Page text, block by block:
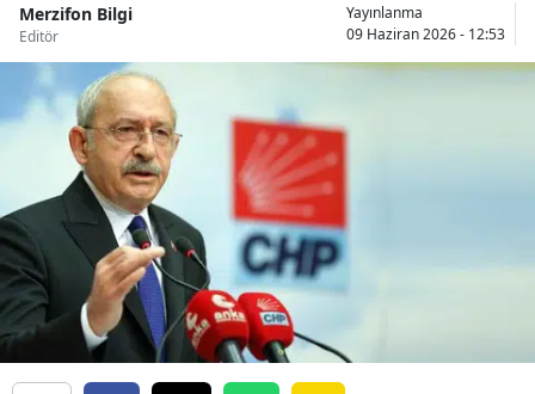
Merzifon Bilgi
Editör
Yayınlanma
09 Haziran 2026 - 12:53